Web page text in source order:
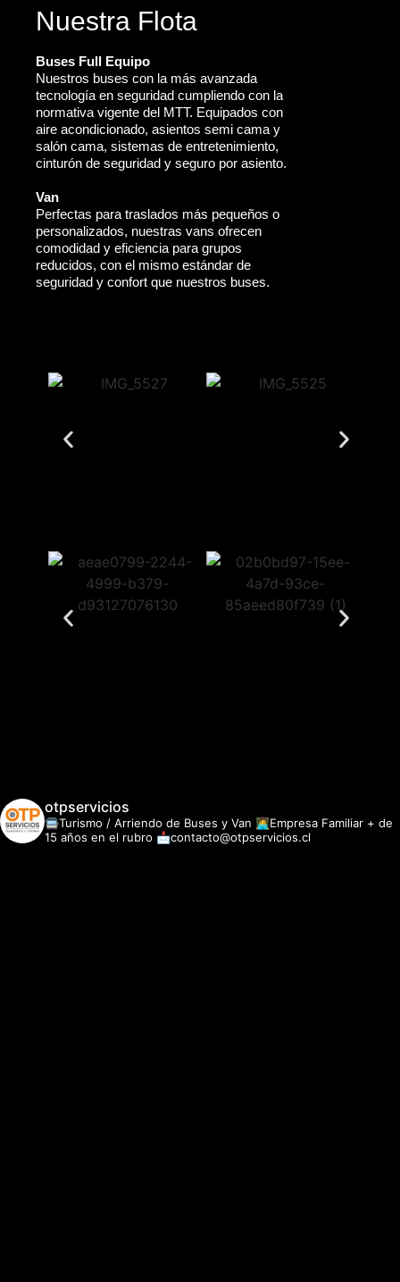
Nuestra Flota
Buses Full Equipo
Nuestros buses con la más avanzada
tecnología en seguridad cumpliendo con la
normativa vigente del MTT. Equipados con
aire acondicionado, asientos semi cama y
salón cama, sistemas de entretenimiento,
cinturón de seguridad y seguro por asiento.
Van
Perfectas para traslados más pequeños o
personalizados, nuestras vans ofrecen
comodidad y eficiencia para grupos
reducidos, con el mismo estándar de
seguridad y confort que nuestros buses.
otpservicios
🚍Turismo / Arriendo de Buses y Van 👩‍💻Empresa Familiar + de
15 años en el rubro 📩contacto@otpservicios.cl